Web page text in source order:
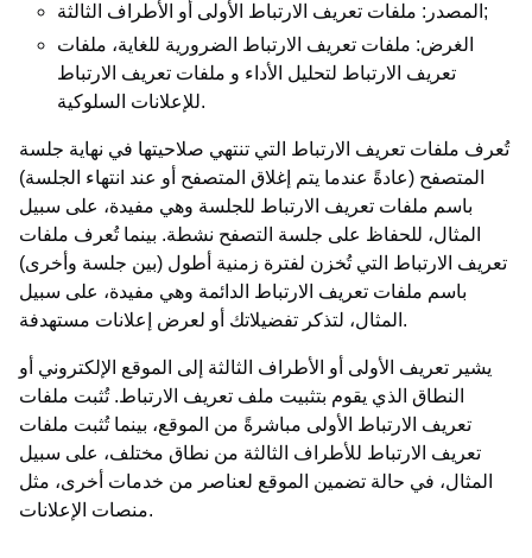
المصدر: ملفات تعريف الارتباط الأولى أو الأطراف الثالثة;
الغرض: ملفات تعريف الارتباط الضرورية للغاية، ملفات
تعريف الارتباط لتحليل الأداء و ملفات تعريف الارتباط
للإعلانات السلوكية.
تُعرف ملفات تعريف الارتباط التي تنتهي صلاحيتها في نهاية جلسة
المتصفح (عادةً عندما يتم إغلاق المتصفح أو عند انتهاء الجلسة)
باسم ملفات تعريف الارتباط للجلسة وهي مفيدة، على سبيل
المثال، للحفاظ على جلسة التصفح نشطة. بينما تُعرف ملفات
تعريف الارتباط التي تُخزن لفترة زمنية أطول (بين جلسة وأخرى)
باسم ملفات تعريف الارتباط الدائمة وهي مفيدة، على سبيل
المثال، لتذكر تفضيلاتك أو لعرض إعلانات مستهدفة.
يشير تعريف الأولى أو الأطراف الثالثة إلى الموقع الإلكتروني أو
النطاق الذي يقوم بتثبيت ملف تعريف الارتباط. تُثبت ملفات
تعريف الارتباط الأولى مباشرةً من الموقع، بينما تُثبت ملفات
تعريف الارتباط للأطراف الثالثة من نطاق مختلف، على سبيل
المثال، في حالة تضمين الموقع لعناصر من خدمات أخرى، مثل
منصات الإعلانات.